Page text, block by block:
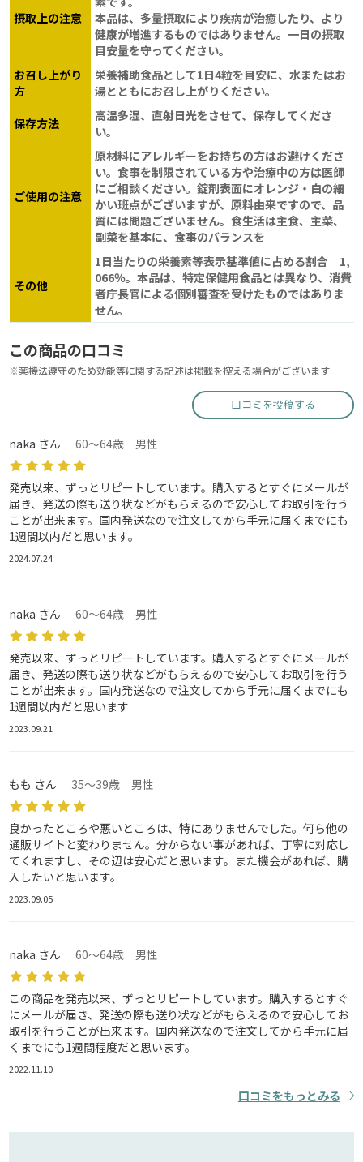
摂取上の注意
本品は、多量摂取により疾病が治癒したり、より
健康が増進するものではありません。一日の摂取
目安量を守ってください。
お召し上がり
方
栄養補助食品として1日4粒を目安に、水またはお
湯とともにお召し上がりください。
保存方法
高温多湿、直射日光をさせて、保存してくださ
い。
ご使用の注意
原材料にアレルギーをお持ちの方はお避けくださ
い。食事を制限されている方や治療中の方は医師
にご相談ください。錠剤表面にオレンジ・白の細
かい班点がございますが、原料由来ですので、品
質には問題ございません。食生活は主食、主菜、
副菜を基本に、食事のバランスを
その他
1日当たりの栄養素等表示基準値に占める割合 1,
066％。本品は、特定保健用食品とは異なり、消費
者庁長官による個別審査を受けたものではありま
せん。
この商品の口コミ
※薬機法遵守のため効能等に関する記述は掲載を控える場合がございます
口コミを投稿する
naka さん 60～64歳 男性
発売以来、ずっとリピートしています。購入するとすぐにメールが
届き、発送の際も送り状などがもらえるので安心してお取引を行う
ことが出来ます。国内発送なので注文してから手元に届くまでにも
1週間以内だと思います。
2024.07.24
naka さん 60～64歳 男性
発売以来、ずっとリピートしています。購入するとすぐにメールが
届き、発送の際も送り状などがもらえるので安心してお取引を行う
ことが出来ます。国内発送なので注文してから手元に届くまでにも
1週間以内だと思います
2023.09.21
もも さん 35～39歳 男性
良かったところや悪いところは、特にありませんでした。何ら他の
通販サイトと変わりません。分からない事があれば、丁寧に対応し
てくれますし、その辺は安心だと思います。また機会があれば、購
入したいと思います。
2023.09.05
naka さん 60～64歳 男性
この商品を発売以来、ずっとリピートしています。購入するとすぐ
にメールが届き、発送の際も送り状などがもらえるので安心してお
取引を行うことが出来ます。国内発送なので注文してから手元に届
くまでにも1週間程度だと思います。
2022.11.10
口コミをもっとみる